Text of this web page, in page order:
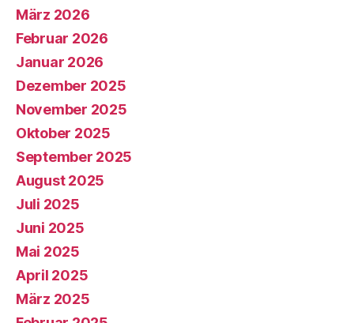
März 2026
Februar 2026
Januar 2026
Dezember 2025
November 2025
Oktober 2025
September 2025
August 2025
Juli 2025
Juni 2025
Mai 2025
April 2025
März 2025